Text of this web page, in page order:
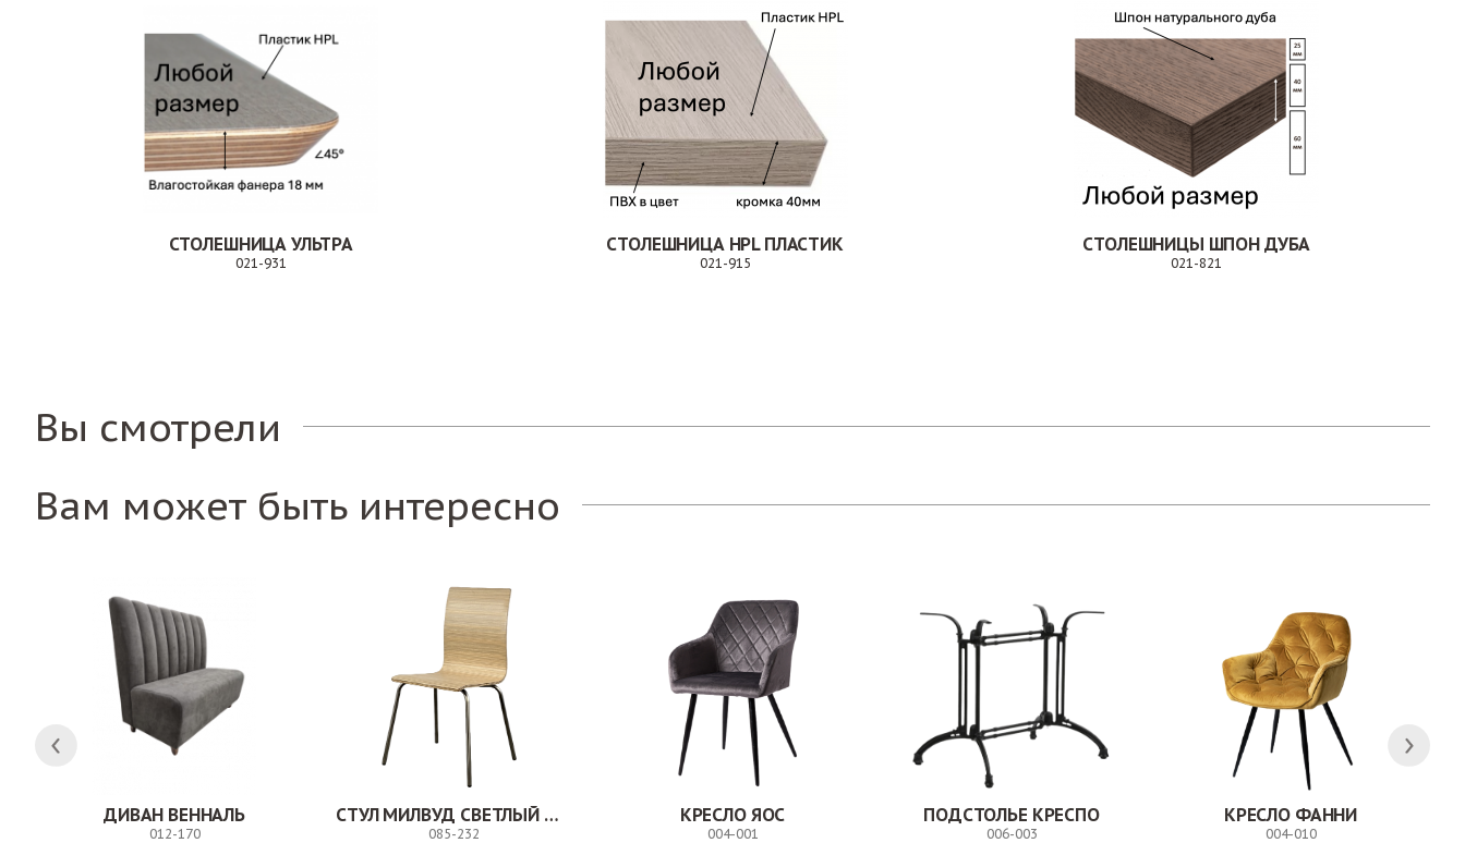
СТОЛЕШНИЦА УЛЬТРА
021-931
СТОЛЕШНИЦА HPL ПЛАСТИК
021-915
СТОЛЕШНИЦЫ ШПОН ДУБА
021-821
Вы смотрели
Вам может быть интересно
ДИВАН ВЕННАЛЬ
012-170
СТУЛ МИЛВУД СВЕТЛЫЙ ШЕЛК
085-232
КРЕСЛО ЯОС
004-001
ПОДСТОЛЬЕ КРЕСПО
006-003
КРЕСЛО ФАННИ
004-010